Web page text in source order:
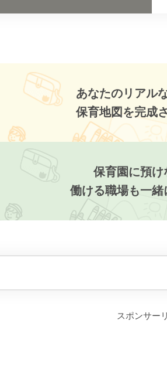
あなたのリアル
保育地図を完成
保育園に預け
働ける職場も一緒
スポンサー